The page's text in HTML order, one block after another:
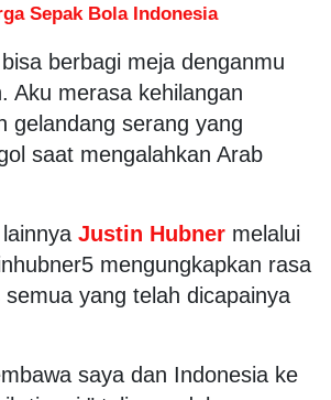
Sepak Bola Indonesia
berbagi meja denganmu
Aku merasa kehilangan
gelandang serang yang
saat mengalahkan Arab
Justin Hubner melalui
mengungkapkan rasa
yang telah dicapainya
saya dan Indonesia ke